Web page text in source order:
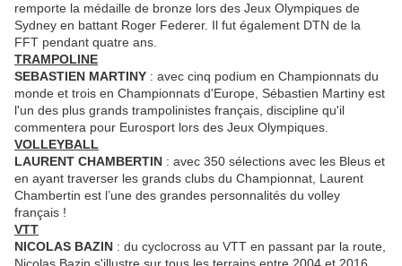
remporte la médaille de bronze lors des Jeux Olympiques de
Sydney en battant Roger Federer. Il fut également DTN de la
FFT pendant quatre ans.
TRAMPOLINE
SEBASTIEN MARTINY : avec cinq podium en Championnats du
monde et trois en Championnats d'Europe, Sébastien Martiny est
l'un des plus grands trampolinistes français, discipline qu'il
commentera pour Eurosport lors des Jeux Olympiques.
VOLLEYBALL
LAURENT CHAMBERTIN : avec 350 sélections avec les Bleus et
en ayant traverser les grands clubs du Championnat, Laurent
Chambertin est l’une des grandes personnalités du volley
français !
VTT
NICOLAS BAZIN : du cyclocross au VTT en passant par la route,